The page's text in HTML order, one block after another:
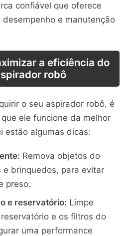
confiável que oferece
e manutenção
a eficiência do
robô
o seu aspirador robô, é
ele funcione da melhor
estão algumas dicas:
Remova objetos do
e brinquedos, para evitar
preso.
e reservatório: Limpe
e os filtros do
uma performance